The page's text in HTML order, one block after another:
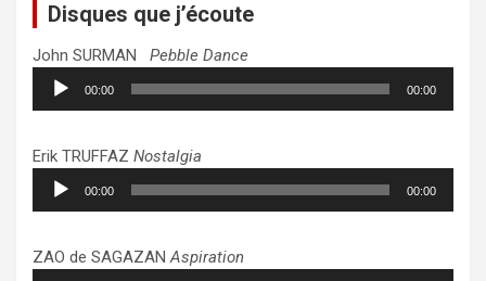
Disques que j’écoute
John SURMAN Pebble Dance
Lecteur
audio
00:00 00:00
Erik TRUFFAZ Nostalgia
Lecteur
audio
00:00 00:00
ZAO de SAGAZANAspiration